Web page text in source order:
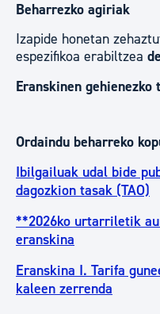
Beharrezko agiriak
Izapide honetan
espezifikoa erabiltzea
Eranskinen gehienezko
Ordaindu beharreko
Ibilgailuak udal bide
dagozkion tasak (TAO)
**2026ko urtarriletik
eranskina
Eranskina I. Tarifa
kaleen zerrenda